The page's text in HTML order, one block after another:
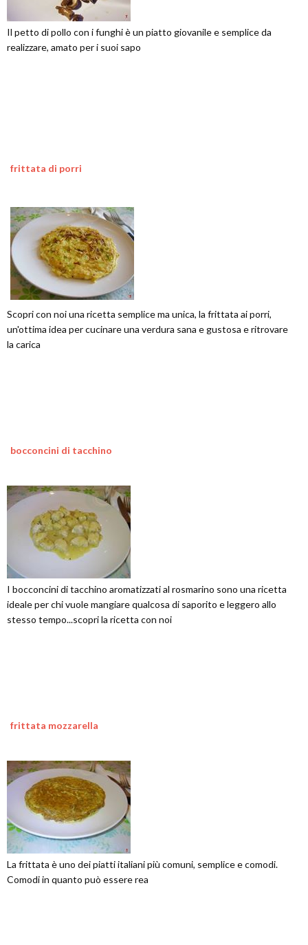
Il petto di pollo con i funghi è un piatto giovanile e semplice da
realizzare, amato per i suoi sapo
frittata di porri
Scopri con noi una ricetta semplice ma unica, la frittata ai porri,
un'ottima idea per cucinare una verdura sana e gustosa e ritrovare
la carica
bocconcini di tacchino
I bocconcini di tacchino aromatizzati al rosmarino sono una ricetta
ideale per chi vuole mangiare qualcosa di saporito e leggero allo
stesso tempo...scopri la ricetta con noi
frittata mozzarella
La frittata è uno dei piatti italiani più comuni, semplice e comodi.
Comodi in quanto può essere rea